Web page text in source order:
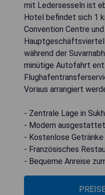
mit Ledersesseln ist
Hotel befindet sich 1
Convention Centre
während der
minütige Autofahrt
Voraus arrangiert
- Zentrale Lage in
- Modern
- Kostenlose Getränke
- Französisches
- Bequeme Anreise